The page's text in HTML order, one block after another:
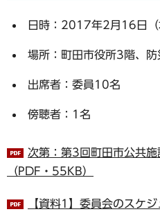
日時：2017年2月16日
場所：町田市役所3階、防
出席者：委員10名
傍聴者：1名
次第：第3回町田市公共
（PDF・55KB）
【資料1】委員会のスケ